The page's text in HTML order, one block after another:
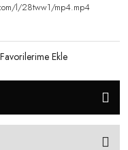
l/28tww1/mp4.mp4